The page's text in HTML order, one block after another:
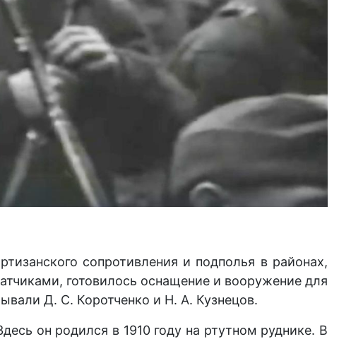
сопротивления и подполья в районах,
готовилось оснащение и вооружение для
Д. С. Коротченко и Н. А. Кузнецов.
он родился в 1910 году на ртутном руднике. В